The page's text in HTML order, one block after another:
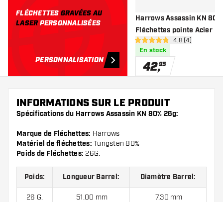
FLÉCHETTES GRAVÉES AU
LASER PERSONNALISÉES
PERSONNALISATION
Harrows Assassin KN
Fléchettes pointe Acier
ouvrir le
4.8 étoiles de notation
4.8 (4)
En stock
42,95
INFORMATIONS SUR LE PRODUIT
Spécifications du Harrows Assassin KN 80% 26g:
Marque de Fléchettes: Harrows
Matériel de fléchettes: Tungsten 80%
Poids de Fléchettes: 26G.
Poids: Longueur Barrel: Diamètre Barrel:
26 G. 51.00 mm 7.30 mm